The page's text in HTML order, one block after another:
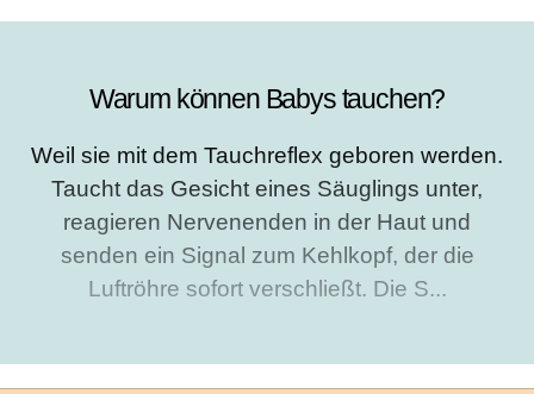
Warum können Babys tauchen?
Weil sie mit dem Tauchreflex geboren werden.
Taucht das Gesicht eines Säuglings unter,
reagieren Nervenenden in der Haut und
senden ein Signal zum Kehlkopf, der die
Luftröhre sofort verschließt. Die S...